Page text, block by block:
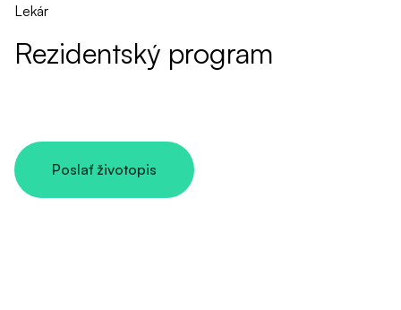
Lekár
Rezidentský program
Poslať životopis